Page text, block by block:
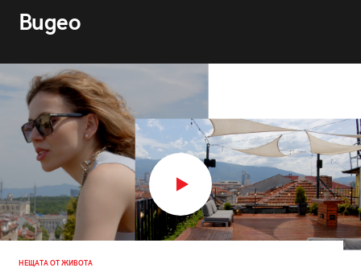
Видео
НЕЩАТА ОТ ЖИВОТА